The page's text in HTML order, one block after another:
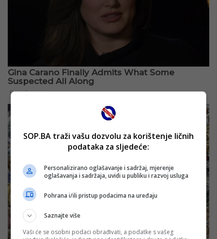
SOP.BA traži vašu dozvolu za korištenje ličnih
podataka za sljedeće:
Personalizirano oglašavanje i sadržaj, mjerenje
oglašavanja i sadržaja, uvidi u publiku i razvoj usluga
Pohrana i/ili pristup podacima na uređaju
Saznajte više
Vaši će se osobni podaci obrađivati, a podatke s vašeg